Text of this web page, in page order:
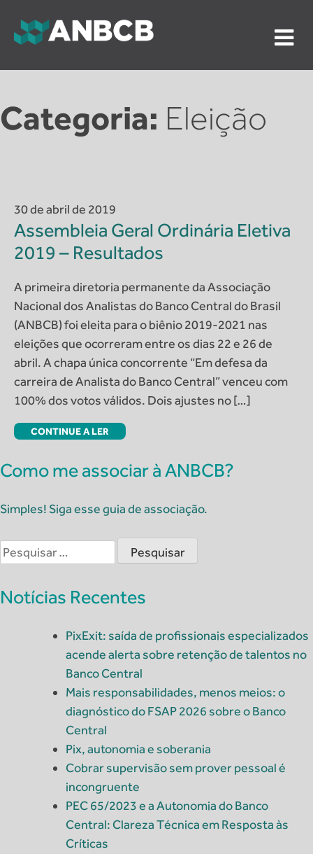
content
Categoria: Eleição
30 de abril de 2019
Assembleia Geral Ordinária Eletiva
2019 – Resultados
A primeira diretoria permanente da Associação
Nacional dos Analistas do Banco Central do Brasil
(ANBCB) foi eleita para o biênio 2019-2021 nas
eleições que ocorreram entre os dias 22 e 26 de
abril. A chapa única concorrente “Em defesa da
carreira de Analista do Banco Central” venceu com
100% dos votos válidos. Dois ajustes no […]
CONTINUE A LER
Como me associar à ANBCB?
Simples! Siga esse guia de associação.
Pesquisar
por:
Notícias Recentes
PixExit: saída de profissionais especializados
acende alerta sobre retenção de talentos no
Banco Central
Mais responsabilidades, menos meios: o
diagnóstico do FSAP 2026 sobre o Banco
Central
Pix, autonomia e soberania
Cobrar supervisão sem prover pessoal é
incongruente
PEC 65/2023 e a Autonomia do Banco
Central: Clareza Técnica em Resposta às
Críticas